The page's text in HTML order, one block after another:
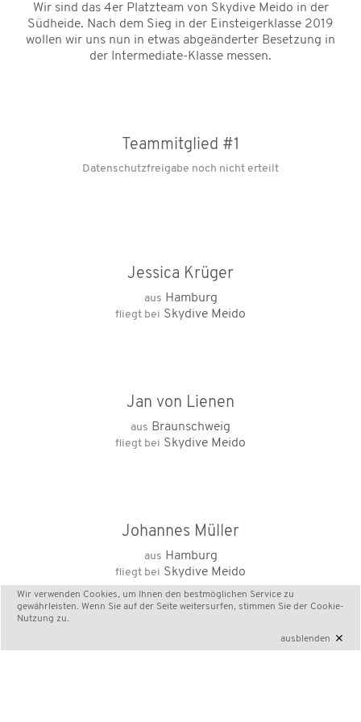
Wir sind das 4er Platzteam von Skydive Meido in der
Südheide. Nach dem Sieg in der Einsteigerklasse 2019
wollen wir uns nun in etwas abgeänderter Besetzung in
der Intermediate-Klasse messen.
Teammitglied #1
Datenschutzfreigabe noch nicht erteilt
Jessica Krüger
aus Hamburg
fliegt bei Skydive Meido
Jan von Lienen
aus Braunschweig
fliegt bei Skydive Meido
Johannes Müller
aus Hamburg
fliegt bei Skydive Meido
Wir verwenden Cookies, um Ihnen den bestmöglichen Service zu
gewährleisten. Wenn Sie auf der Seite weitersurfen, stimmen Sie der Cookie-
Nutzung zu.
×
ausblenden